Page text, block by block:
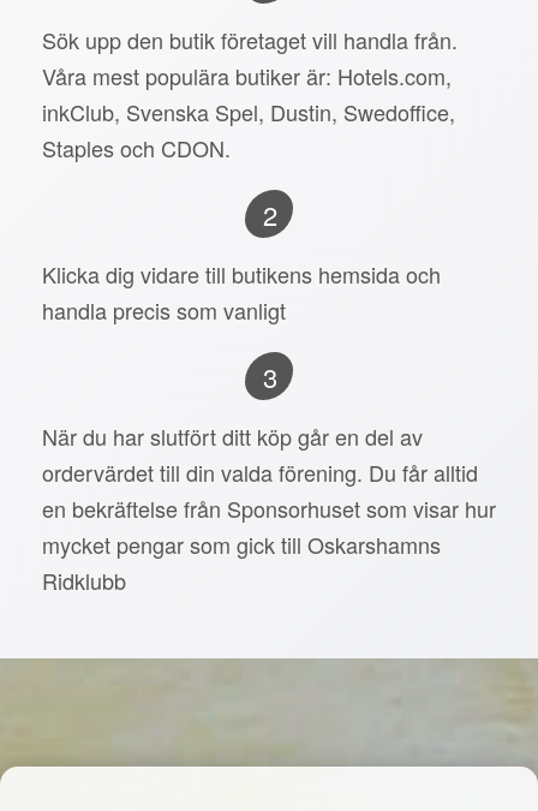
Sök upp den butik företaget vill handla från.
Våra mest populära butiker är: Hotels.com,
inkClub, Svenska Spel, Dustin, Swedoffice,
Staples och CDON.
2
Klicka dig vidare till butikens hemsida och
handla precis som vanligt
3
När du har slutfört ditt köp går en del av
ordervärdet till din valda förening. Du får alltid
en bekräftelse från Sponsorhuset som visar hur
mycket pengar som gick till Oskarshamns
Ridklubb